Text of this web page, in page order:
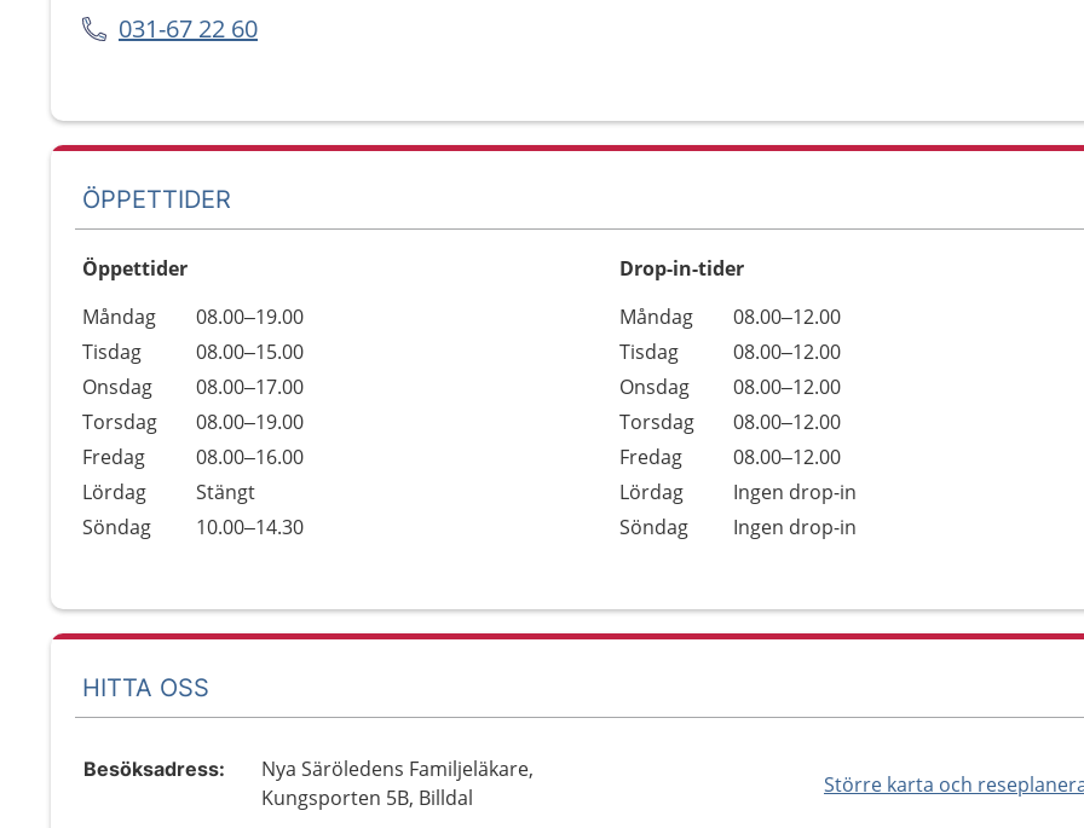
031-67 22 60
ÖPPETTIDER
Öppettider
Dag
Öppettider
Kommentarer
Måndag
08.00–19.00
Tisdag
08.00–15.00
Onsdag
08.00–17.00
Torsdag
08.00–19.00
Fredag
08.00–16.00
Lördag
Stängt
Söndag
10.00–14.30
Drop-in-tider
Måndag
08.00–12.00
Tisdag
08.00–12.00
Onsdag
08.00–12.00
Torsdag
08.00–12.00
Fredag
08.00–12.00
Lördag
Ingen drop-in
Söndag
Ingen drop-in
HITTA OSS
Större karta och
Besöksadress:
Nya Säröledens Familjeläkare,
Kungsporten 5B, Billdal